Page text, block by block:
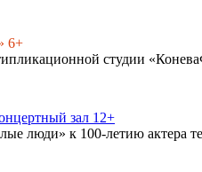
6+
студии
зал 12+
люди» к 100-летию актера